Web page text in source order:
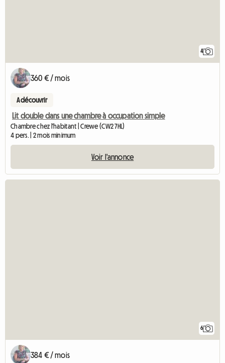
4
360 € / mois
A découvrir
Lit double dans une chambre à occupation simple
Chambre chez l'habitant | Crewe (CW2 7HL)
4 pers. | 2 mois minimum
Voir l'annonce
6
384 € / mois